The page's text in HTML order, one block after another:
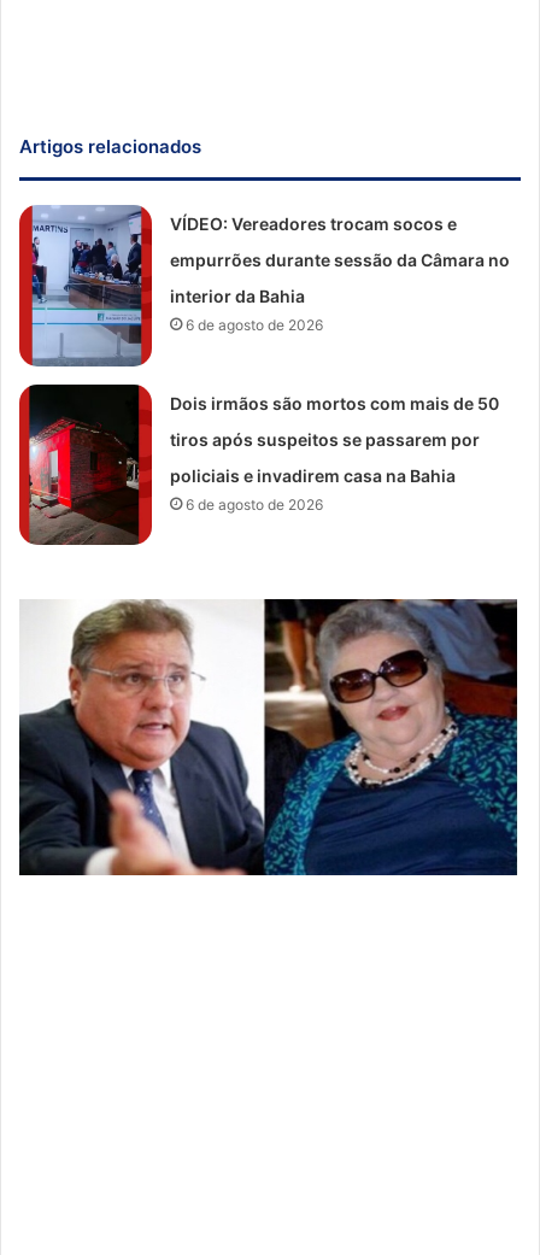
Artigos relacionados
VÍDEO: Vereadores trocam socos e
empurrões durante sessão da Câmara no
interior da Bahia
6 de agosto de 2026
Dois irmãos são mortos com mais de 50
tiros após suspeitos se passarem por
policiais e invadirem casa na Bahia
6 de agosto de 2026